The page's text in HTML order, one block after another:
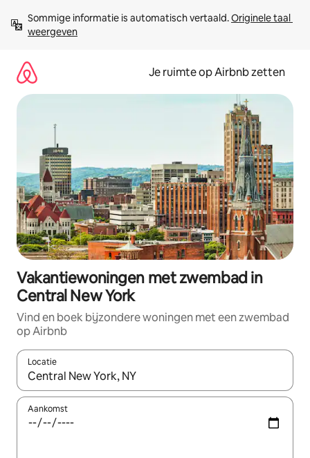
direct
naar
Sommige informatie is automatisch vertaald. Originele taal
weergeven
Je ruimte op Airbnb zetten
Vakantiewoningen met zwembad in
Central New York
Vind en boek bijzondere woningen met een zwembad
op Airbnb
Locatie
Wanneer er suggesties beschikbaar zijn, maak je een keuze
Aankomst